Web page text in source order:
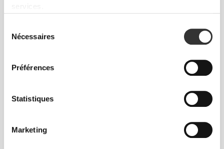
services.
Nécessaires
Préférences
Statistiques
Marketing